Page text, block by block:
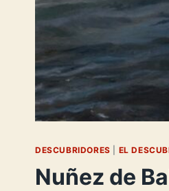
DESCUBRIDORES EL
Nuñez de